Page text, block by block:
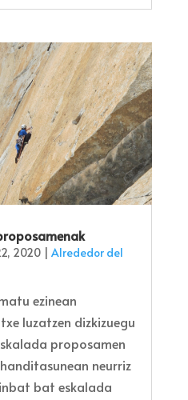
2020| Alrededor del
ezinean
luzatzen dizkizuegu
proposamen
neurriz
bat eskalada